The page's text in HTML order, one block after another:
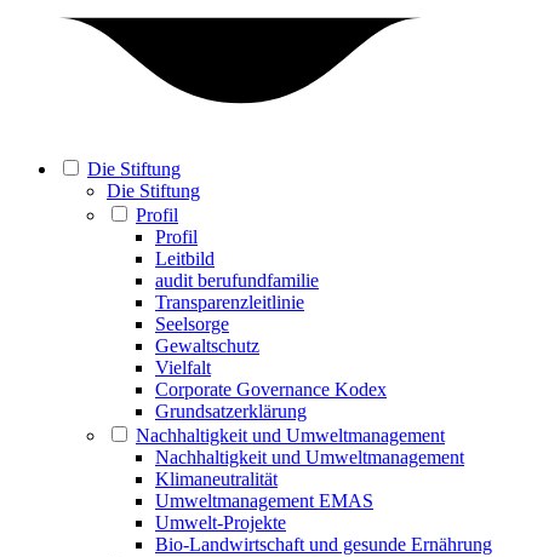
Die Stiftung
Die Stiftung
Profil
Profil
Leitbild
audit berufundfamilie
Transparenzleitlinie
Seelsorge
Gewaltschutz
Vielfalt
Corporate Governance Kodex
Grundsatzerklärung
Nachhaltigkeit und Umweltmanagement
Nachhaltigkeit und Umweltmanagement
Klimaneutralität
Umweltmanagement EMAS
Umwelt-Projekte
Bio-Landwirtschaft und gesunde Ernährung